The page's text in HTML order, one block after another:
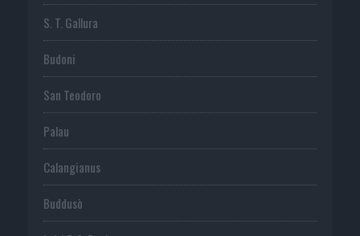
S. T. Gallura
Budoni
San Teodoro
Palau
Calangianus
Buddusò